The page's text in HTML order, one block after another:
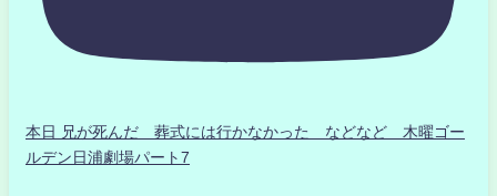
本日 兄が死んだ 葬式には行かなかった などなど 木曜ゴー
ルデン日浦劇場パート7